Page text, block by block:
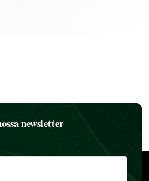
newsletter